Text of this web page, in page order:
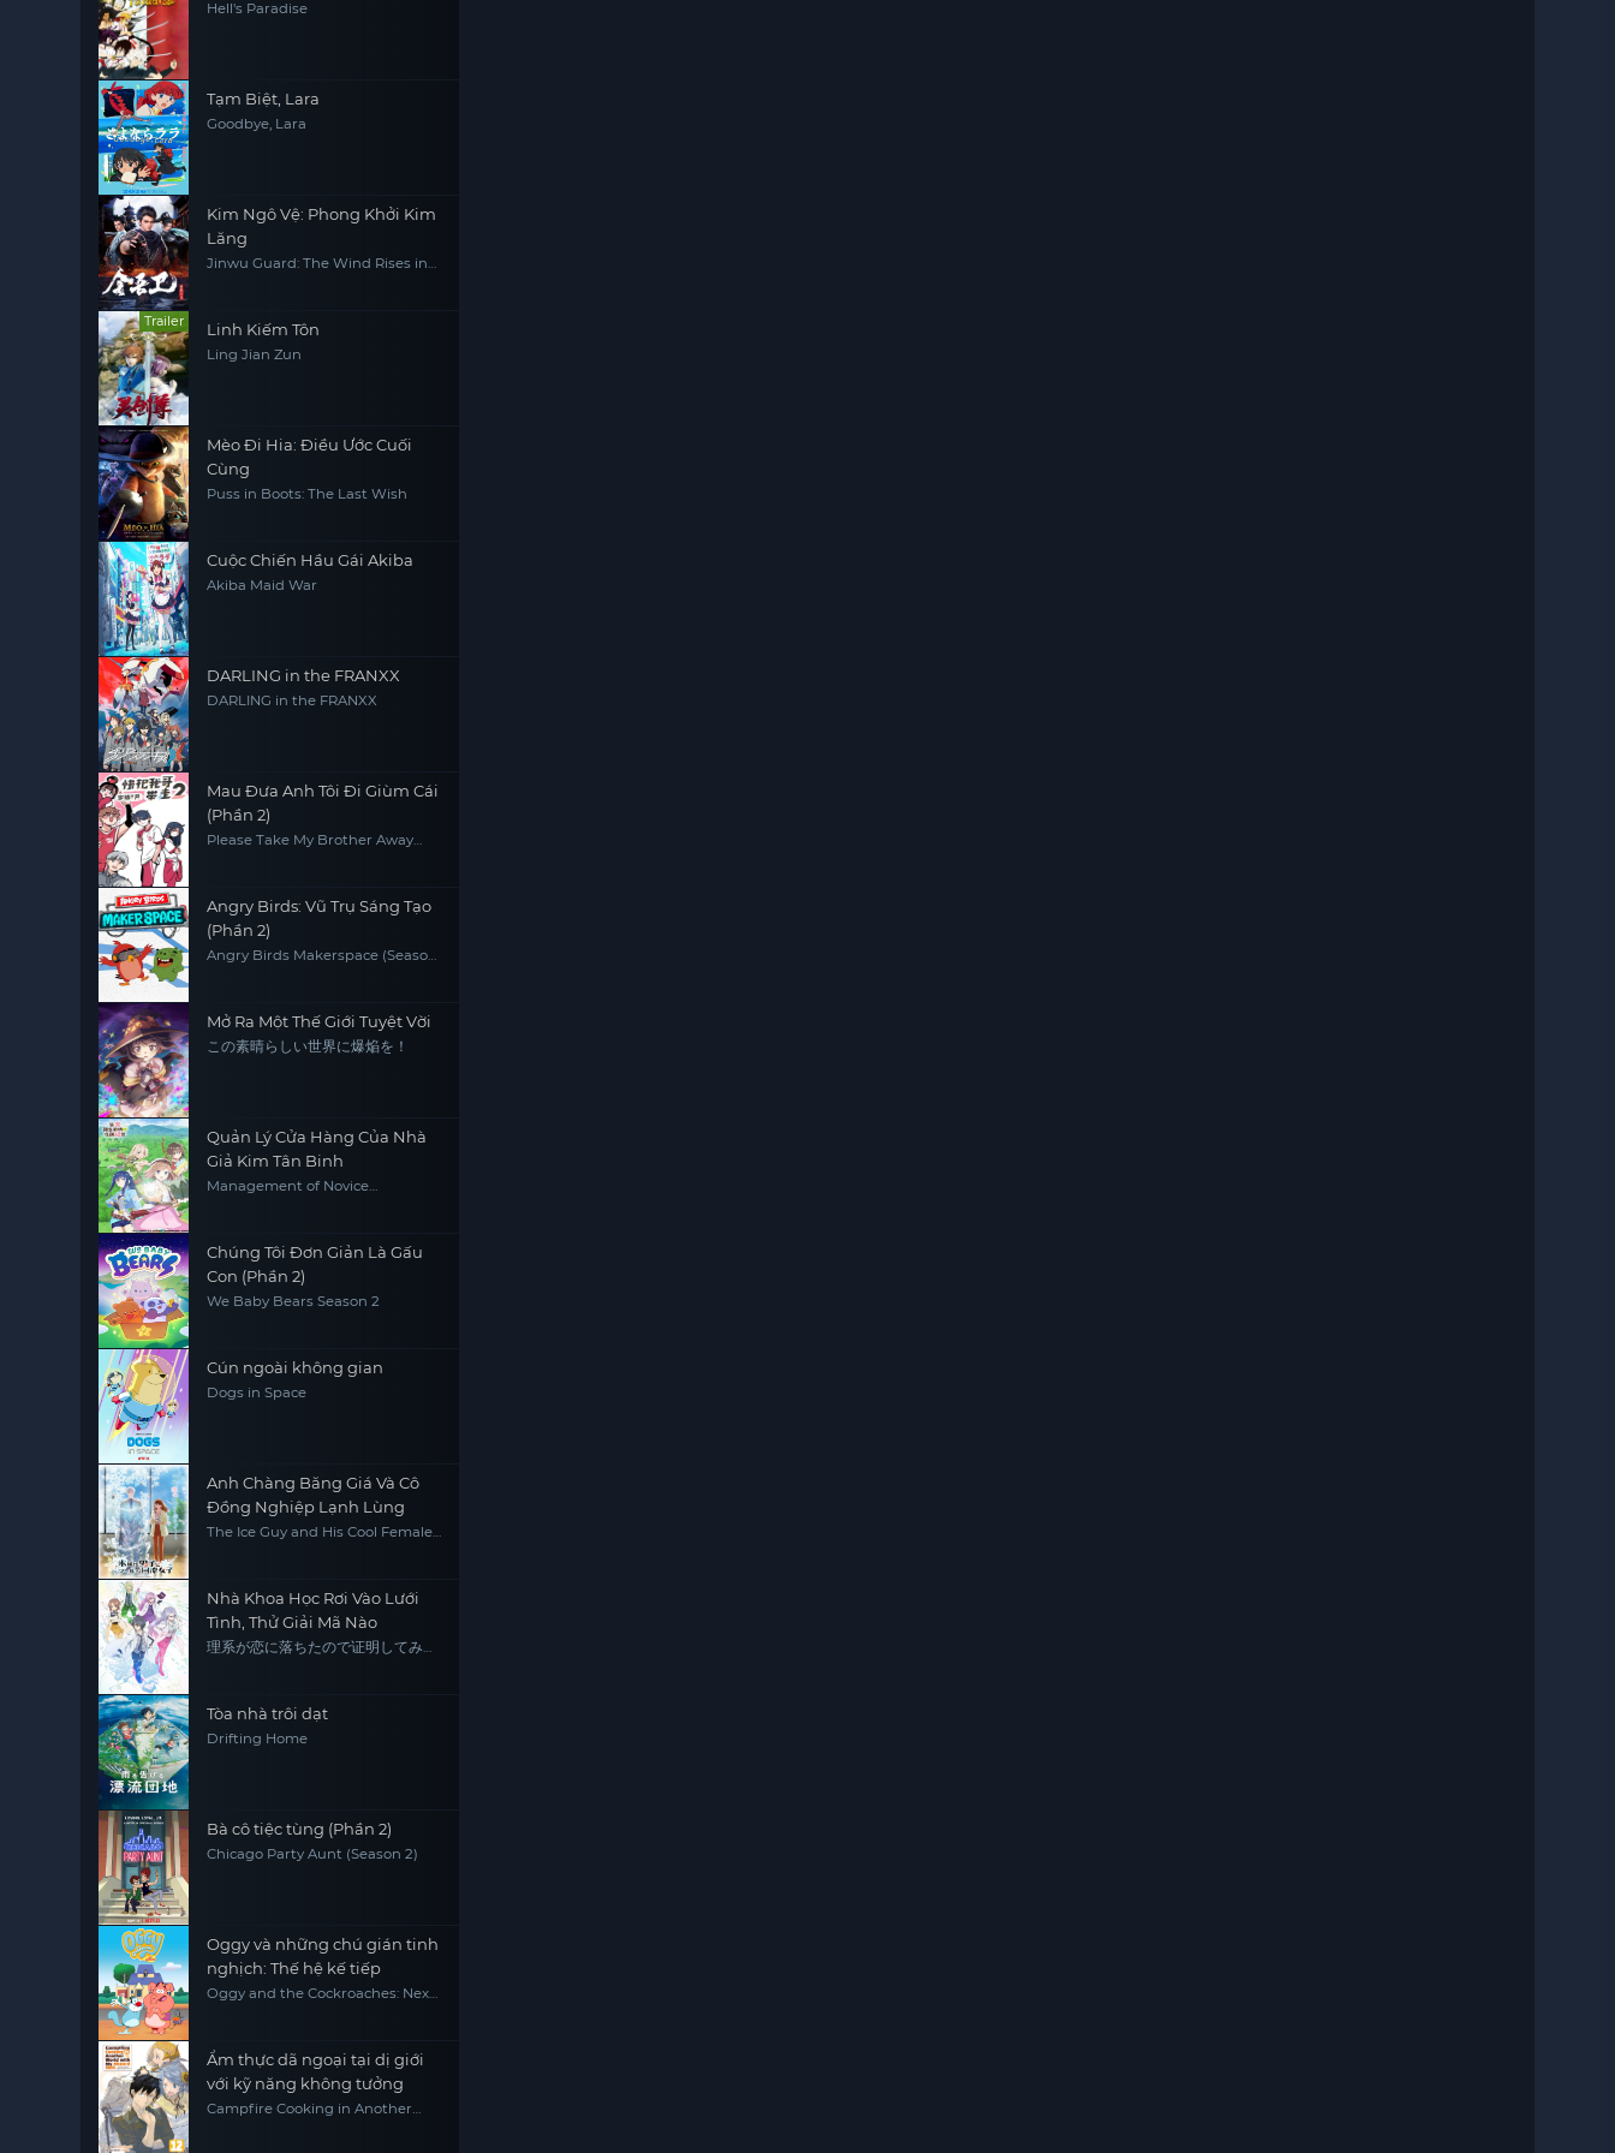
Hell's Paradise
Tạm Biệt, Lara
Goodbye, Lara
Kim Ngô Vệ: Phong Khởi Kim
Lăng
Jinwu Guard: The Wind Rises in
Trailer Linh Kiếm Tôn
Ling Jian Zun
Mèo Đi Hia: Điều Ước Cuối
Cùng
Puss in Boots: The Last Wish
Cuộc Chiến Hầu Gái Akiba
Akiba Maid War
DARLING in the FRANXX
DARLING in the FRANXX
Mau Đưa Anh Tôi Đi Giùm Cái
(Phần 2)
Please Take My Brother Away
Angry Birds: Vũ Trụ Sáng Tạo
(Phần 2)
Angry Birds Makerspace (Season
Mở Ra Một Thế Giới Tuyệt Vời
この素晴らしい世界に爆焔を！
Quản Lý Cửa Hàng Của Nhà
Giả Kim Tân Binh
Management of Novice
Chúng Tôi Đơn Giản Là Gấu
Con (Phần 2)
We Baby Bears Season 2
Cún ngoài không gian
Dogs in Space
Anh Chàng Băng Giá Và Cô
Đồng Nghiệp Lạnh Lùng
The Ice Guy and His Cool Female
Nhà Khoa Học Rơi Vào Lưới
Tình, Thử Giải Mã Nào
理系が恋に落ちたので证明してみ
Tòa nhà trôi dạt
Drifting Home
Bà cô tiệc tùng (Phần 2)
Chicago Party Aunt (Season 2)
Oggy và những chú gián tinh
nghịch: Thế hệ kế tiếp
Oggy and the Cockroaches: Next
Ẩm thực dã ngoại tại dị giới
với kỹ năng không tưởng
Campfire Cooking in Another